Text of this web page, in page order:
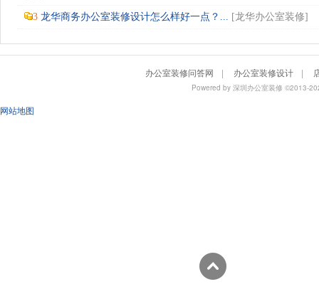
3 龙华商务办公室装修设计怎么样好一点？... [龙华办公室装修]
办公室装修问答网 | 办公室装修设计 |
Powered by 深圳办公室装修 ©2013-
网站地图